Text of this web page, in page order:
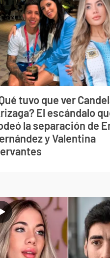
tuvo que ver
El escándalo
la separación de
y Valentina